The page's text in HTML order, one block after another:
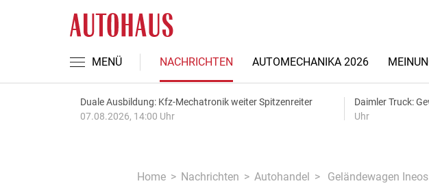
MENÜ NACHRICHTEN AUTOMECHANIKA 2026
Duale Ausbildung: Kfz-Mechatronik weiter Spitzenreiter
07.08.2026, 14:00 Uhr
Daimler Truck:
Uhr
Home Nachrichten Autohandel Geländewagen